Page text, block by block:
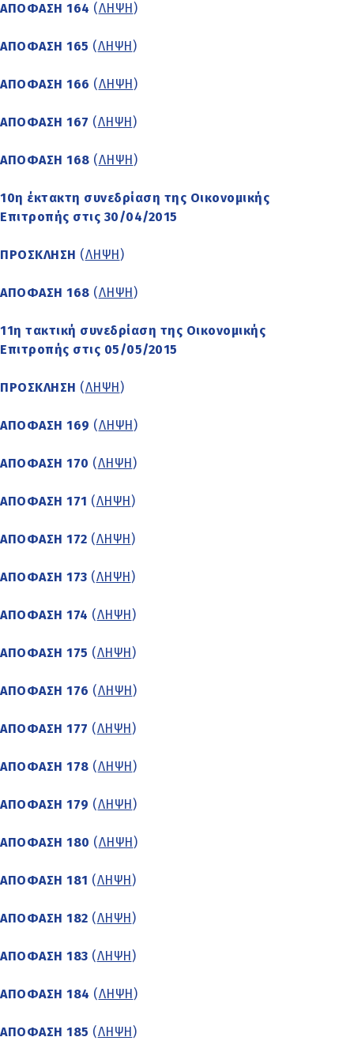
ΑΠΟΦΑΣΗ 164 (ΛΗΨΗ )
ΑΠΟΦΑΣΗ 165 (ΛΗΨΗ )
ΑΠΟΦΑΣΗ 166 (ΛΗΨΗ )
ΑΠΟΦΑΣΗ 167 (ΛΗΨΗ )
ΑΠΟΦΑΣΗ 168 (ΛΗΨΗ )
10η έκτακτη συνεδρίαση της Οικονομικής
Επιτροπής στις 30/04/2015
ΠΡΟΣΚΛΗΣΗ (ΛΗΨΗ )
ΑΠΟΦΑΣΗ 168 (ΛΗΨΗ )
11η τακτική συνεδρίαση της Οικονομικής
Επιτροπής στις 05/05/2015
ΠΡΟΣΚΛΗΣΗ (ΛΗΨΗ )
ΑΠΟΦΑΣΗ 169 (ΛΗΨΗ )
ΑΠΟΦΑΣΗ 170 (ΛΗΨΗ )
ΑΠΟΦΑΣΗ 171 (ΛΗΨΗ )
ΑΠΟΦΑΣΗ 172 (ΛΗΨΗ )
ΑΠΟΦΑΣΗ 173 (ΛΗΨΗ )
ΑΠΟΦΑΣΗ 174 (ΛΗΨΗ )
ΑΠΟΦΑΣΗ 175 (ΛΗΨΗ )
ΑΠΟΦΑΣΗ 176 (ΛΗΨΗ )
ΑΠΟΦΑΣΗ 177 (ΛΗΨΗ )
ΑΠΟΦΑΣΗ 178 (ΛΗΨΗ )
ΑΠΟΦΑΣΗ 179 (ΛΗΨΗ )
ΑΠΟΦΑΣΗ 180 (ΛΗΨΗ )
ΑΠΟΦΑΣΗ 181 (ΛΗΨΗ )
ΑΠΟΦΑΣΗ 182 (ΛΗΨΗ )
ΑΠΟΦΑΣΗ 183 (ΛΗΨΗ )
ΑΠΟΦΑΣΗ 184 (ΛΗΨΗ )
ΑΠΟΦΑΣΗ 185 (ΛΗΨΗ )